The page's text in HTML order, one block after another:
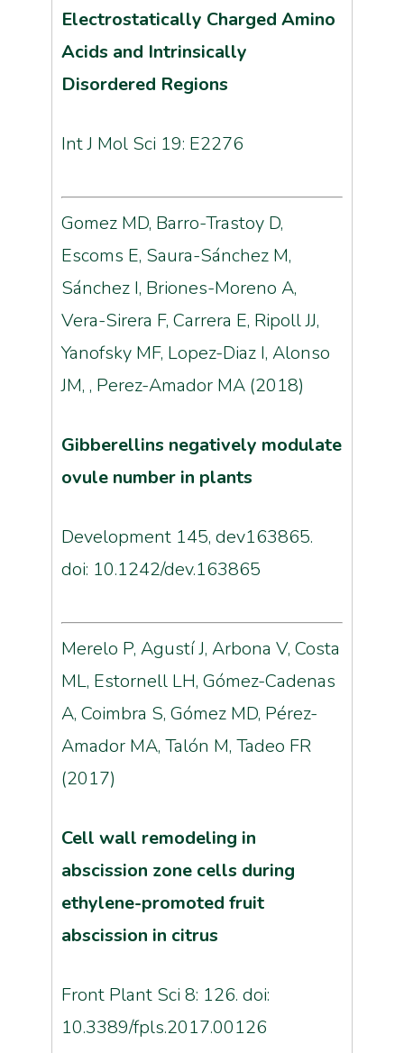
Electrostatically Charged Amino
Acids and Intrinsically
Disordered Regions
Int J Mol Sci 19: E2276
Gomez MD, Barro-Trastoy D,
Escoms E, Saura-Sánchez M,
Sánchez I, Briones-Moreno A,
Vera-Sirera F, Carrera E, Ripoll JJ,
Yanofsky MF, Lopez-Diaz I, Alonso
JM, , Perez-Amador MA (2018)
Gibberellins negatively modulate
ovule number in plants
Development 145, dev163865.
doi: 10.1242/dev.163865
Merelo P, Agustí J, Arbona V, Costa
ML, Estornell LH, Gómez-Cadenas
A, Coimbra S, Gómez MD, Pérez-
Amador MA, Talón M, Tadeo FR
(2017)
Cell wall remodeling in
abscission zone cells during
ethylene-promoted fruit
abscission in citrus
Front Plant Sci 8: 126. doi:
10.3389/fpls.2017.00126